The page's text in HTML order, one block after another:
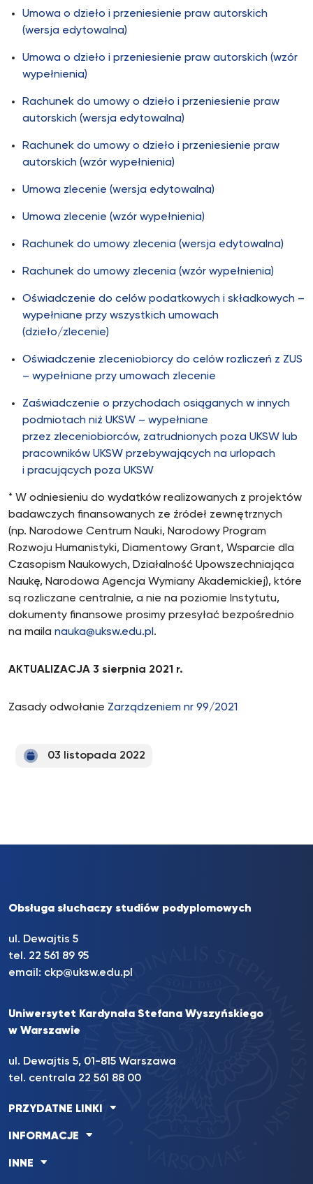
Umowa o dzieło i przeniesienie praw autorskich
(wersja edytowalna)
Umowa o dzieło i przeniesienie praw autorskich (wzór
wypełnienia)
Rachunek do umowy o dzieło i przeniesienie praw
autorskich (wersja edytowalna)
Rachunek do umowy o dzieło i przeniesienie praw
autorskich (wzór wypełnienia)
Umowa zlecenie (wersja edytowalna)
Umowa zlecenie (wzór wypełnienia)
Rachunek do umowy zlecenia (wersja edytowalna)
Rachunek do umowy zlecenia (wzór wypełnienia)
Oświadczenie do celów podatkowych i składkowych –
wypełniane przy wszystkich umowach
(dzieło/zlecenie)
Oświadczenie zleceniobiorcy do celów rozliczeń z ZUS
– wypełniane przy umowach zlecenie
Zaświadczenie o przychodach osiąganych w innych
podmiotach niż UKSW – wypełniane
przez zleceniobiorców, zatrudnionych poza UKSW lub
pracowników UKSW przebywających na urlopach
i pracujących poza UKSW
* W odniesieniu do wydatków realizowanych z projektów
badawczych finansowanych ze źródeł zewnętrznych
(np. Narodowe Centrum Nauki, Narodowy Program
Rozwoju Humanistyki, Diamentowy Grant, Wsparcie dla
Czasopism Naukowych, Działalność Upowszechniająca
Naukę, Narodowa Agencja Wymiany Akademickiej), które
są rozliczane centralnie, a nie na poziomie Instytutu,
dokumenty finansowe prosimy przesyłać bezpośrednio
na maila nauka@uksw.edu.pl.
AKTUALIZACJA 3 sierpnia 2021 r.
Zasady odwołanie Zarządzeniem nr 99/2021
03 listopada 2022
Obsługa słuchaczy studiów podyplomowych
ul. Dewajtis 5
tel. 22 561 89 95
email: ckp@uksw.edu.pl
Uniwersytet Kardynała Stefana Wyszyńskiego
w Warszawie
ul. Dewajtis 5, 01-815 Warszawa
tel. centrala 22 561 88 00
PRZYDATNE LINKI
INFORMACJE
INNE